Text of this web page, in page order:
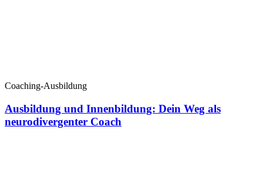
Coaching-Ausbildung
Ausbildung und Innenbildung: Dein Weg als
neurodivergenter Coach